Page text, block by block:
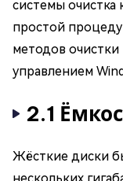
системы
простой
методов
управлением
2.1
Жёсткие диски
нескольких